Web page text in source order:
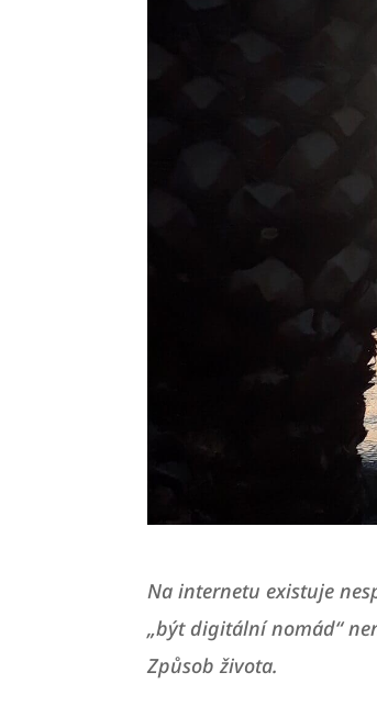
Na internetu existuje
„být digitální nomád“
Způsob života.